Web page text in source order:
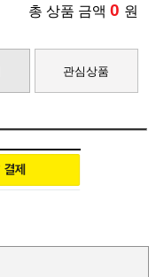
총 상품 금액 0 원
관심상품